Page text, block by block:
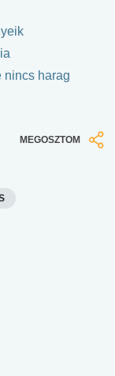
nincs harag
MEGOSZTOM